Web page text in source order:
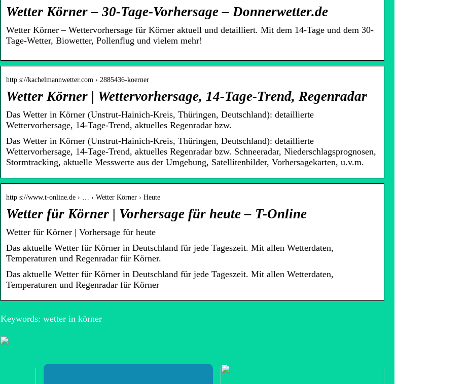
Wetter Körner – 30-Tage-Vorhersage – Donnerwetter.de
Wetter Körner – Wettervorhersage für Körner aktuell und detailliert. Mit dem 14-Tage und dem 30-
Tage-Wetter, Biowetter, Pollenflug und vielem mehr!
http s://kachelmannwetter.com › 2885436-koerner
Wetter Körner | Wettervorhersage, 14-Tage-Trend, Regenradar
Das Wetter in Körner (Unstrut-Hainich-Kreis, Thüringen, Deutschland): detaillierte
Wettervorhersage, 14-Tage-Trend, aktuelles Regenradar bzw.
Das Wetter in Körner (Unstrut-Hainich-Kreis, Thüringen, Deutschland): detaillierte
Wettervorhersage, 14-Tage-Trend, aktuelles Regenradar bzw. Schneeradar, Niederschlagsprognosen,
Stormtracking, aktuelle Messwerte aus der Umgebung, Satellitenbilder, Vorhersagekarten, u.v.m.
http s://www.t-online.de › … › Wetter Körner › Heute
Wetter für Körner | Vorhersage für heute – T-Online
Wetter für Körner | Vorhersage für heute
Das aktuelle Wetter für Körner in Deutschland für jede Tageszeit. Mit allen Wetterdaten,
Temperaturen und Regenradar für Körner.
Das aktuelle Wetter für Körner in Deutschland für jede Tageszeit. Mit allen Wetterdaten,
Temperaturen und Regenradar für Körner
Keywords: wetter in körner